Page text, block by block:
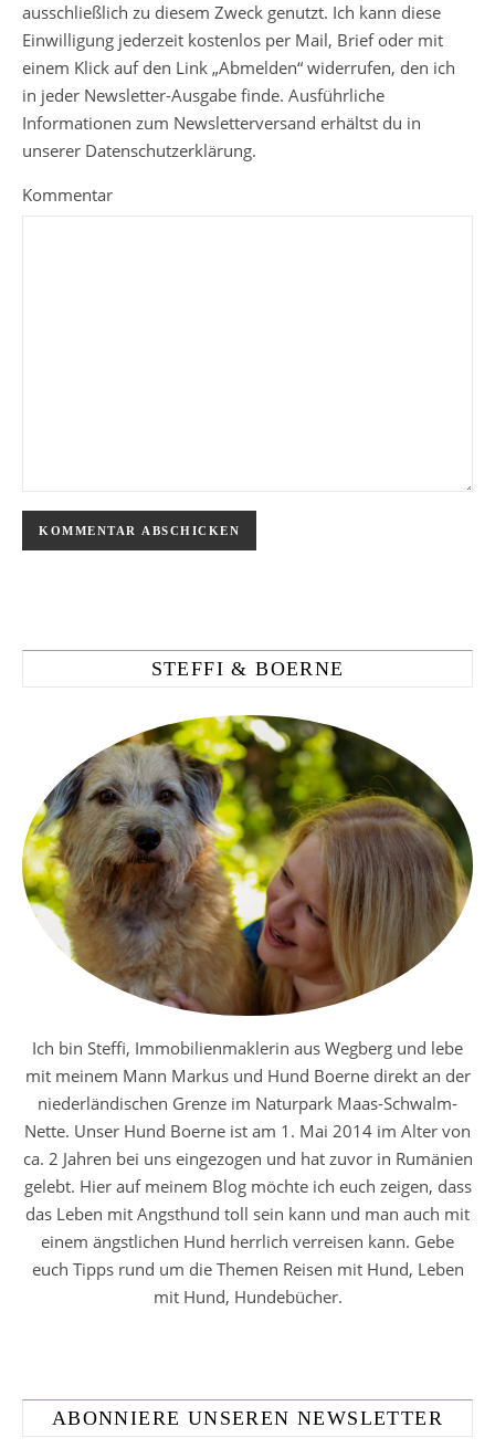
ausschließlich zu diesem Zweck genutzt. Ich kann diese
Einwilligung jederzeit kostenlos per Mail, Brief oder mit
einem Klick auf den Link „Abmelden“ widerrufen, den ich
in jeder Newsletter-Ausgabe finde. Ausführliche
Informationen zum Newsletterversand erhältst du in
unserer Datenschutzerklärung.
Kommentar
STEFFI & BOERNE
Ich bin Steffi, Immobilienmaklerin aus Wegberg und lebe
mit meinem Mann Markus und Hund Boerne direkt an der
niederländischen Grenze im Naturpark Maas-Schwalm-
Nette. Unser Hund Boerne ist am 1. Mai 2014 im Alter von
ca. 2 Jahren bei uns eingezogen und hat zuvor in Rumänien
gelebt. Hier auf meinem Blog möchte ich euch zeigen, dass
das Leben mit Angsthund toll sein kann und man auch mit
einem ängstlichen Hund herrlich verreisen kann. Gebe
euch Tipps rund um die Themen Reisen mit Hund, Leben
mit Hund, Hundebücher.
ABONNIERE UNSEREN NEWSLETTER